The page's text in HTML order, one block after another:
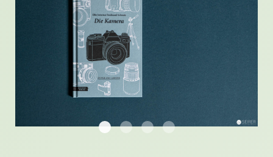
20221005 134934 Die Kamera Semotan
20221005 140558 Die Kamera
20221005 140627 Die
20221005 140652 Die